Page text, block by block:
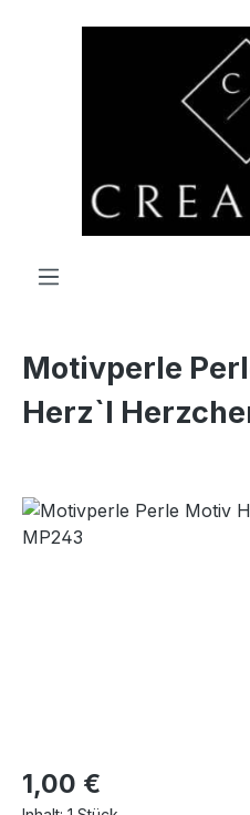
Zum Hauptinhalt springen
Motivperle
Herz`l
Bildergalerie überspringen
Regulärer Preis:
1,00 €